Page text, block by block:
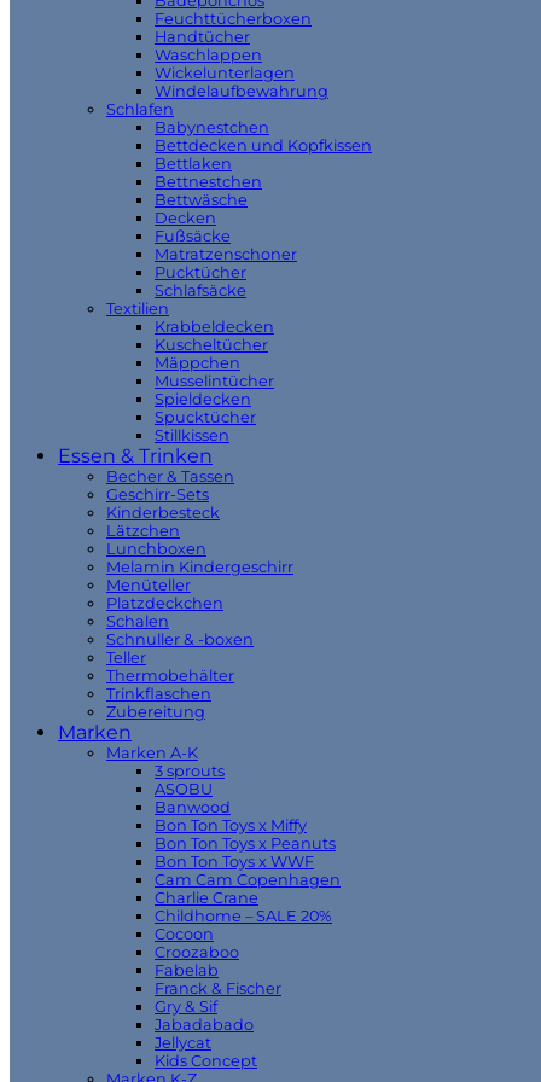
Feuchttücherboxen
Handtücher
Waschlappen
Wickelunterlagen
Windelaufbewahrung
Schlafen
Babynestchen
Bettdecken und Kopfkissen
Bettlaken
Bettnestchen
Bettwäsche
Decken
Fußsäcke
Matratzenschoner
Pucktücher
Schlafsäcke
Textilien
Krabbeldecken
Kuscheltücher
Mäppchen
Musselintücher
Spieldecken
Spucktücher
Stillkissen
Essen & Trinken
Becher & Tassen
Geschirr-Sets
Kinderbesteck
Lätzchen
Lunchboxen
Melamin Kindergeschirr
Menüteller
Platzdeckchen
Schalen
Schnuller & -boxen
Teller
Thermobehälter
Trinkflaschen
Zubereitung
Marken
Marken A-K
3 sprouts
ASOBU
Banwood
Bon Ton Toys x Miffy
Bon Ton Toys x Peanuts
Bon Ton Toys x WWF
Cam Cam Copenhagen
Charlie Crane
Childhome – SALE 20%
Cocoon
Croozaboo
Fabelab
Franck & Fischer
Gry & Sif
Jabadabado
Jellycat
Kids Concept